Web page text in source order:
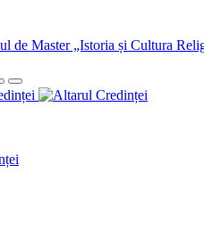
de Master „Istoria și Cultura